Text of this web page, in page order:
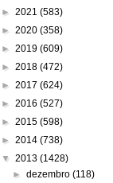
► 2021 (583)
► 2020 (358)
► 2019 (609)
► 2018 (472)
► 2017 (624)
► 2016 (527)
► 2015 (598)
► 2014 (738)
▼ 2013 (1428)
►dezembro(118)